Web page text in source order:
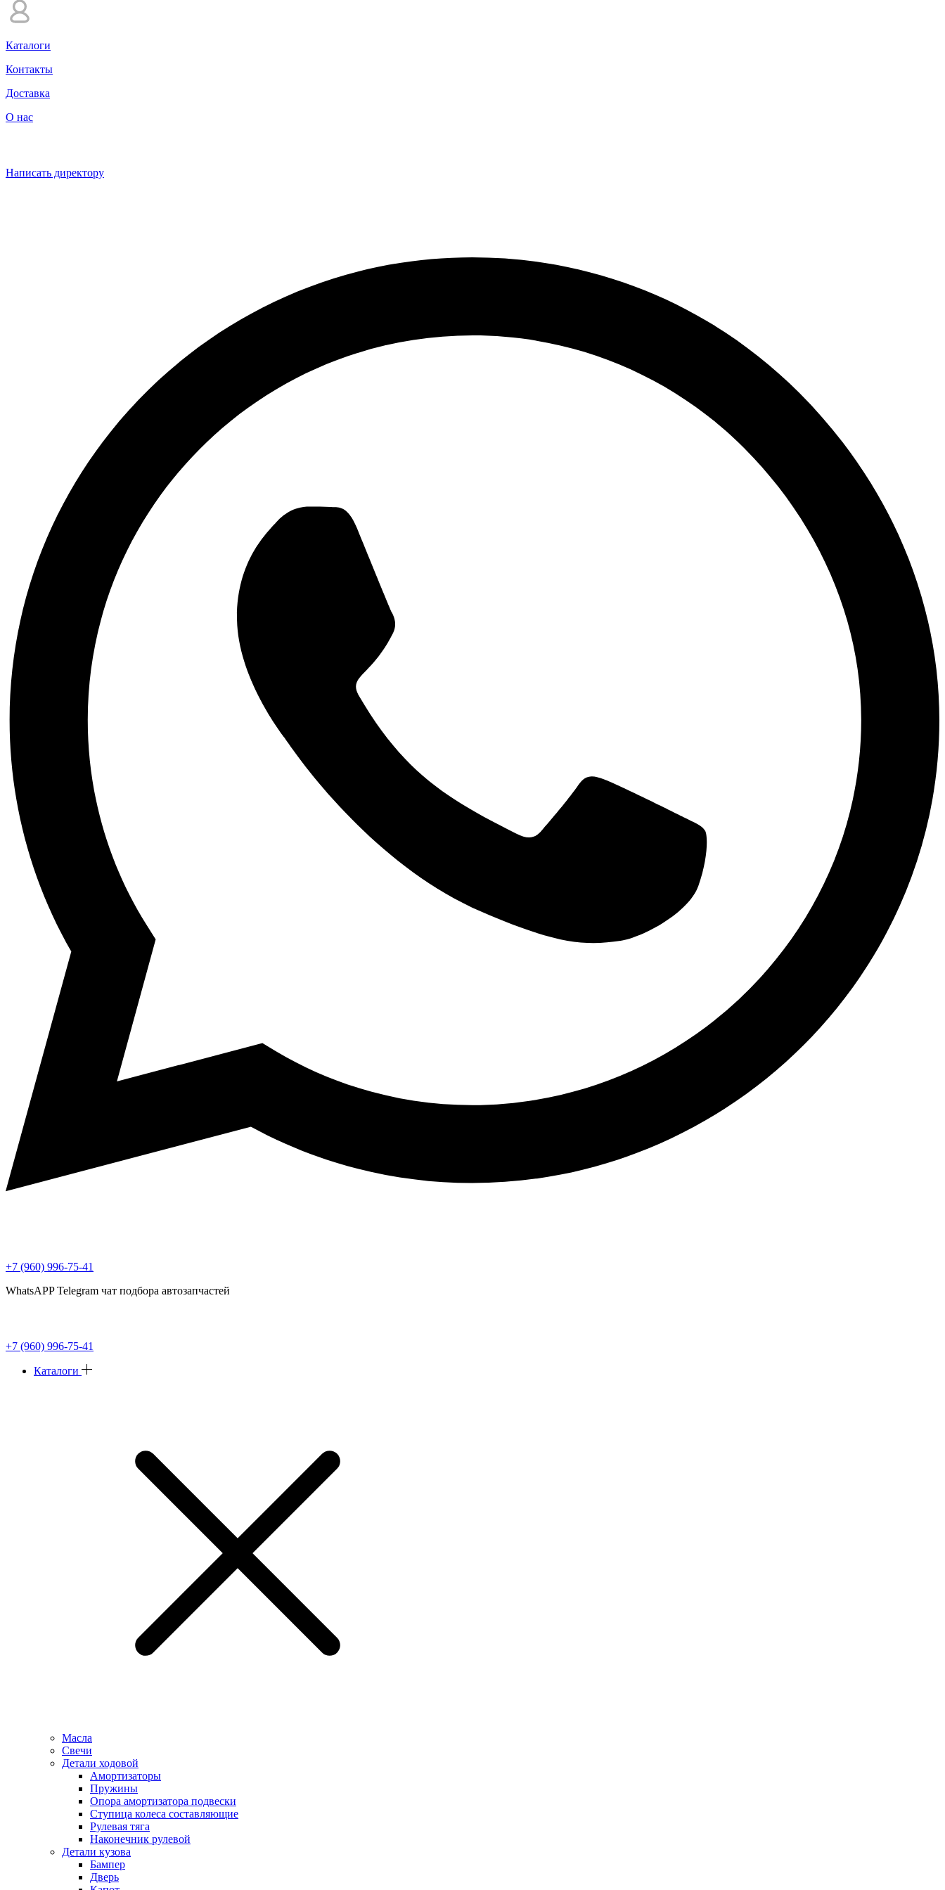
Каталоги
Контакты
Доставка
О нас
Написать директору
+7 (960) 996-75-41
WhatsAPP Telegram чат подбора автозапчастей
+7 (960) 996-75-41
Каталоги
Масла
Свечи
Детали ходовой
Амортизаторы
Пружины
Опора амортизатора подвески
Ступица колеса составляющие
Рулевая тяга
Наконечник рулевой
Детали кузова
Бампер
Дверь